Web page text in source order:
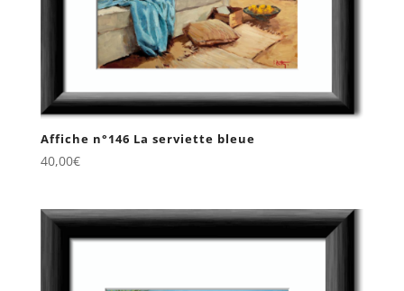
Affiche n°146 La serviette bleue
40,00€